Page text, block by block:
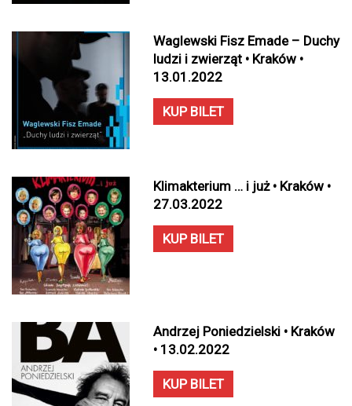
Waglewski Fisz Emade – Duchy
ludzi i zwierząt • Kraków •
13.01.2022
KUP BILET
Klimakterium … i już • Kraków •
27.03.2022
KUP BILET
Andrzej Poniedzielski • Kraków
• 13.02.2022
KUP BILET